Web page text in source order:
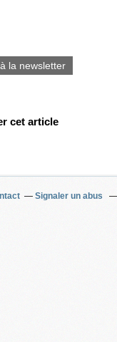
la newsletter
cet article
Signaler un abus